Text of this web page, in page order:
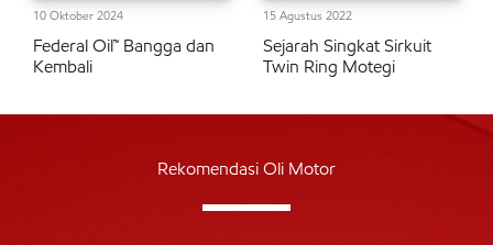
10 Oktober 2024
Federal Oil™ Bangga dan
Kembali
15 Agustus 2022
Sejarah Singkat Sirkuit
Twin Ring Motegi
Rekomendasi Oli Motor